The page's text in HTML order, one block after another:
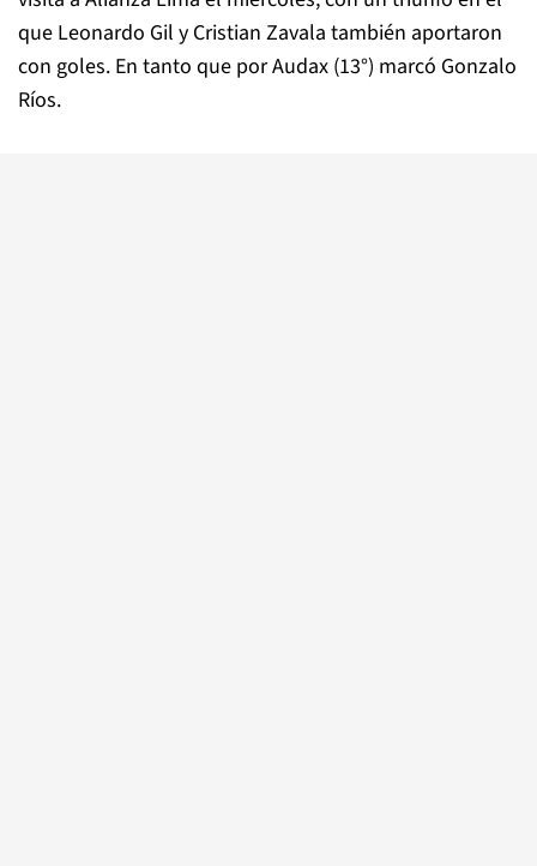
que Leonardo Gil y Cristian Zavala también aportaron
con goles. En tanto que por Audax (13°) marcó Gonzalo
Ríos.